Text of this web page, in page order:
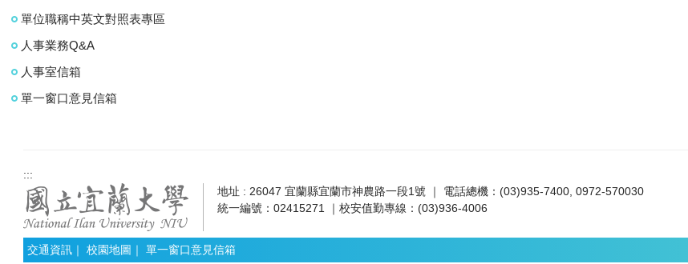
單位職稱中英文對照表專區
人事業務Q&A
人事室信箱
單一窗口意見信箱
:::
地址 : 26047 宜蘭縣宜蘭市神農路一段1號 ｜ 電話總機：(03)935-7400, 0972-570030
統一編號：02415271 ｜校安值勤專線：(03)936-4006
交通資訊 ｜ 校園地圖 ｜ 單一窗口意見信箱